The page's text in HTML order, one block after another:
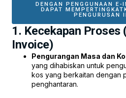
DENGAN PENGGUNAAN E-
DAPAT
PENGURUSAN
1. Kecekapan Proses
Invoice)
Pengurangan Masa dan
yang dihabiskan untuk
kos yang berkaitan dengan
penghantaran.